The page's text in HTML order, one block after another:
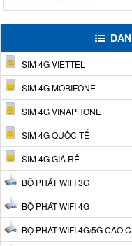
SIM 4G VIETTEL
SIM 4G MOBIFONE
SIM 4G VINAPHONE
SIM 4G QUỐC TẾ
SIM 4G GIÁ RẺ
BỘ PHÁT WIFI 3G
BỘ PHÁT WIFI 4G
BỘ PHÁT WIFI 4G/5G CAO